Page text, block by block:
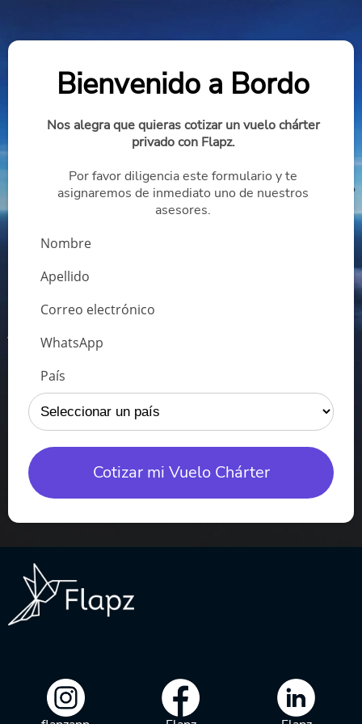
Bienvenido a Bordo
Nos alegra que quieras cotizar un vuelo chárter
privado con Flapz.
Por favor diligencia este formulario y te
asignaremos de inmediato uno de nuestros
asesores.
Nombre
Apellido
Correo electrónico
WhatsApp
País
Cotizar mi Vuelo Chárter